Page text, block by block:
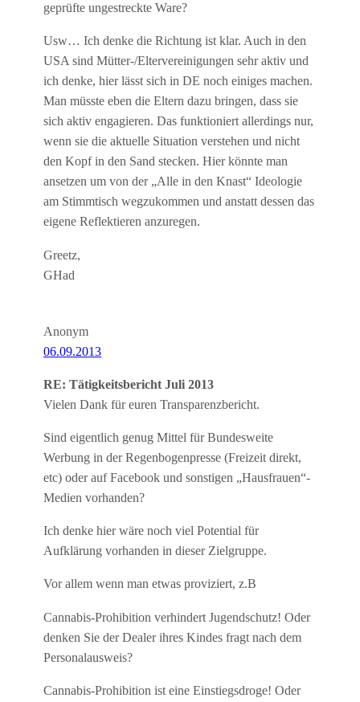
geprüfte ungestreckte Ware?
Usw… Ich denke die Richtung ist klar. Auch in den
USA sind Mütter-/Eltervereinigungen sehr aktiv und
ich denke, hier lässt sich in DE noch einiges machen.
Man müsste eben die Eltern dazu bringen, dass sie
sich aktiv engagieren. Das funktioniert allerdings nur,
wenn sie die aktuelle Situation verstehen und nicht
den Kopf in den Sand stecken. Hier könnte man
ansetzen um von der „Alle in den Knast“ Ideologie
am Stimmtisch wegzukommen und anstatt dessen das
eigene Reflektieren anzuregen.
Greetz,
GHad
Anonym
06.09.2013
RE: Tätigkeitsbericht Juli 2013
Vielen Dank für euren Transparenzbericht.
Sind eigentlich genug Mittel für Bundesweite
Werbung in der Regenbogenpresse (Freizeit direkt,
etc) oder auf Facebook und sonstigen „Hausfrauen“-
Medien vorhanden?
Ich denke hier wäre noch viel Potential für
Aufklärung vorhanden in dieser Zielgruppe.
Vor allem wenn man etwas proviziert, z.B
Cannabis-Prohibition verhindert Jugendschutz! Oder
denken Sie der Dealer ihres Kindes fragt nach dem
Personalausweis?
Cannabis-Prohibition ist eine Einstiegsdroge! Oder